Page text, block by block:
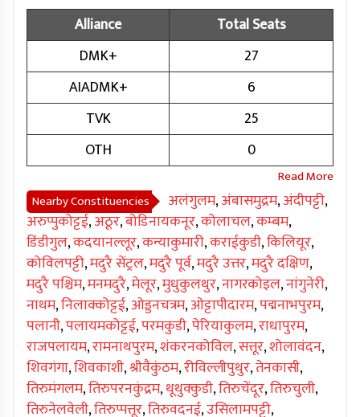
Alliance
Total Seats
DMK+
27
AIADMK+
6
TVK
25
OTH
0
Nearby Constituencies अलंगुलम,अंबासमुद्रम,अंदीपट्टी,
अरुप्पुकोट्टई,अठूर,बोडिनायकनूर,कोलाचल,कम्बम,
डिंडीगुल,कदयानल्लूर,कन्याकुमारी,कराईकुडी,किलियूर,
कोविलपट्टी,मदुरै सेंट्रल,मदुरै पूर्व,मदुरै उत्तर,मदुरै दक्षिण,
मदुरै पश्चिम,मनमदुरै,मेलूर,मुधुकुलथुर,नागरकोइल,नांगुनेरी,
नाथम,निलाक्कोट्टई,ओड्डनचत्रम,ओट्टापीदारम,पद्मनाभपुरम,
पलानी,पलायमकोट्टई,परमकुडी,पेरियाकुलम,राधापुरम,
राजपलायम,रामनाथपुरम,शंकरनकोविल,सत्तूर,शोलावंदन,
शिवगंगा,शिवकाशी,श्रीवैकुंठम,रीविल्लीपुथुर,तेनकासी,
तिरुमंगलम,तिरुपरनकुंद्रम,थूथुक्कुडी,तिरुचेंदूर,तिरुचुली,
तिरुनेलवेली,तिरुप्पत्तूर,तिरुवदनई,उसिलामपट्टी,